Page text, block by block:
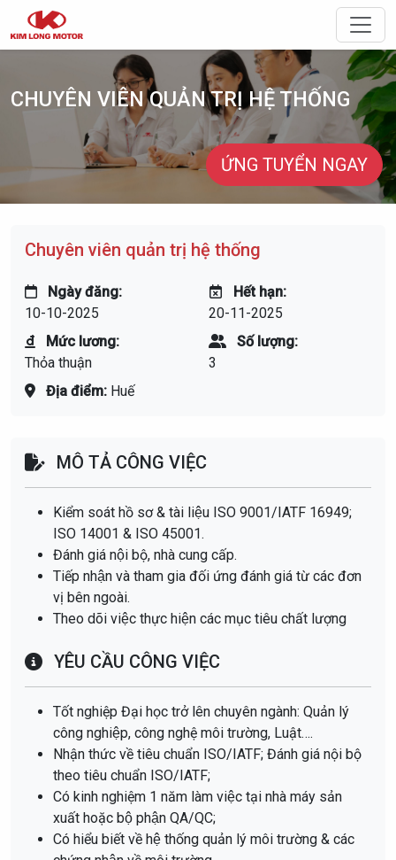
Điều
CHUYÊN VIÊN QUẢN TRỊ HỆ THỐNG
ỨNG TUYỂN NGAY
Chuyên viên quản trị hệ thống
Ngày đăng:
10-10-2025
Hết hạn:
20-11-2025
Mức lương:
Thỏa thuận
Số lượng:
3
Địa điểm: Huế
MÔ TẢ CÔNG VIỆC
Kiểm soát hồ sơ & tài liệu ISO 9001/IATF 16949;
ISO 14001 & ISO 45001.
Đánh giá nội bộ, nhà cung cấp.
Tiếp nhận và tham gia đối ứng đánh giá từ các đơn
vị bên ngoài.
Theo dõi việc thực hiện các mục tiêu chất lượng
YÊU CẦU CÔNG VIỆC
Tốt nghiệp Đại học trở lên chuyên ngành: Quản lý
công nghiệp, công nghệ môi trường, Luật….
Nhận thức về tiêu chuẩn ISO/IATF; Đánh giá nội bộ
theo tiêu chuẩn ISO/IATF;
Có kinh nghiệm 1 năm làm việc tại nhà máy sản
xuất hoặc bộ phận QA/QC;
Có hiểu biết về hệ thống quản lý môi trường & các